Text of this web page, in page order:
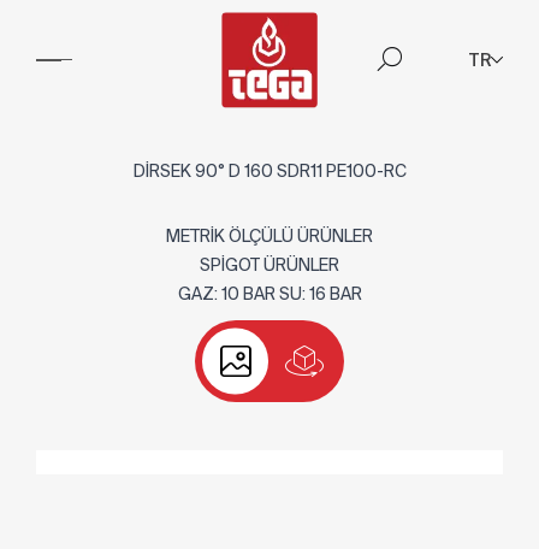
TR
DİRSEK 90° D 160 SDR11 PE100-RC
METRİK ÖLÇÜLÜ ÜRÜNLER
SPİGOT ÜRÜNLER
GAZ: 10 BAR SU: 16 BAR